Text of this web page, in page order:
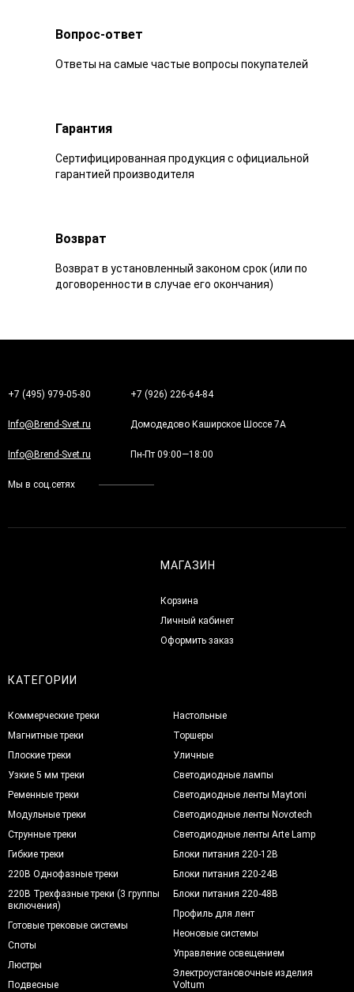
Вопрос-ответ
Ответы на самые частые вопросы покупателей
Гарантия
Сертифицированная продукция с официальной
гарантией производителя
Возврат
Возврат в установленный законом срок (или по
договоренности в случае его окончания)
+7 (495) 979-05-80 +7 (926) 226-64-84
Info@Brend-Svet.ru Домодедово Каширское Шоссе 7А
Info@Brend-Svet.ru Пн-Пт 09:00—18:00
Мы в соц.сетях
МАГАЗИН
Корзина
Личный кабинет
Оформить заказ
КАТЕГОРИИ
Коммерческие треки
Магнитные треки
Плоские треки
Узкие 5 мм треки
Ременные треки
Модульные треки
Струнные треки
Гибкие треки
220В Однофазные треки
220В Трехфазные треки (3 группы
включения)
Готовые трековые системы
Споты
Люстры
Подвесные
Настольные
Торшеры
Уличные
Светодиодные лампы
Светодиодные ленты Maytoni
Светодиодные ленты Novotech
Светодиодные ленты Arte Lamp
Блоки питания 220-12В
Блоки питания 220-24В
Блоки питания 220-48В
Профиль для лент
Неоновые системы
Управление освещением
Электроустановочные изделия
Voltum